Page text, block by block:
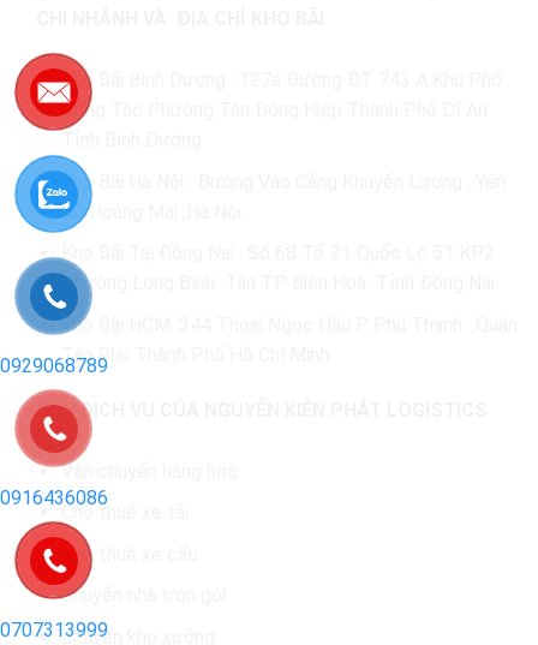
Kho Bãi Bình Dương : 127a Đường ĐT 743 A Khu Phố
Đông Tác Phường Tân Đông Hiệp Thành Phố Dĩ An
Kho Bãi Hà Nội : Đường Vào Cảng Khuyến Lương , Yên
Sở Hoàng Mai ,Hà Nội
Kho Bãi Tại Đồng Nai : Số 68 Tổ 21 Quốc Lộ 51 KP2
Phường Long Bình Tân TP Biên Hoà Tỉnh Đồng Nai
Kho Bãi HCM: 344 Thoại Ngọc Hầu P. Phú Thạnh ,Quận
Tân Phú Thành Phố Hồ Chí Minh
CÁC DỊCH VỤ CỦA NGUYỄN KIÊN PHÁT LOGISTICS
Vận chuyển hàng hoá
Cho thuê xe cẩu
Chuyển nhà trọn gói
Chuyển kho xưởng
0929068789
0916436086
0707313999